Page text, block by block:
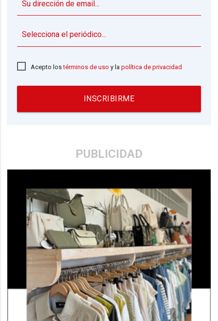
Acepto lostérminos de uso y lapolítica de privacidad
INSCRIBIRME
PUBLICIDAD